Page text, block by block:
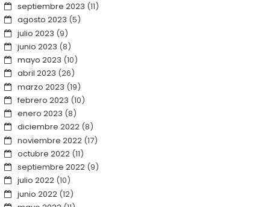
septiembre 2023 (11)
agosto 2023 (5)
julio 2023 (9)
junio 2023 (8)
mayo 2023 (10)
abril 2023 (26)
marzo 2023 (19)
febrero 2023 (10)
enero 2023 (8)
diciembre 2022(8)
noviembre 2022(17)
octubre 2022(11)
septiembre 2022(9)
julio 2022(10)
junio 2022(12)